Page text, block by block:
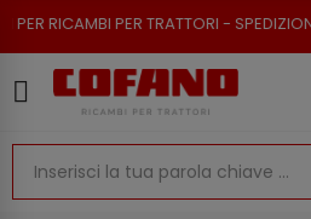
PER TRATTORI - SPEDIZIONE RAPIDA